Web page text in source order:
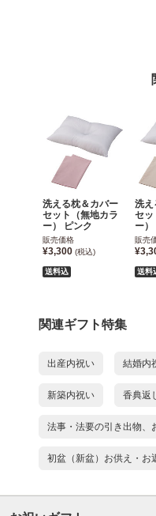
洗える枕＆カバー
セット（無地カラ
ー） ピンク
販売価格
¥3,300 (税込)
送料込
洗え
セッ
ー）
販売
送料
関連ギフト特集
出産内祝い 結婚内
新築内祝い 香典返
法事・法要の引き出物、
初盆（新盆）お供え・お